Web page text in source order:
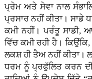
ਪ੍ਰੇਮ ਅਤੇ ਸੇਵਾ ਨਾਲ
ਪ੍ਰਸਾਰ ਨਹੀਂ ਕੀਤਾ।
ਕਮੀ ਨਹੀਂ। ਪਰੰਤੂ ਸਾਡੀ,
ਵਿੱਚ ਕਮੀ ਰਹੀ ਹੈ।
ਲਕਸ਼ ਹੀ ਤੈਅ ਨਹੀਂ
ਧਰਮ ਨੂੰ ਪ੍ਰਫੁੱਲਿਤ ਕਰਨ